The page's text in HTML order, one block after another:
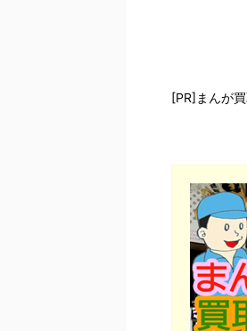
[PR]まんが